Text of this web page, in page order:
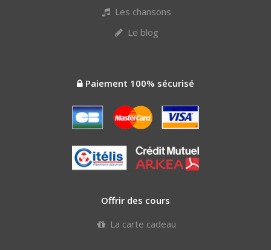
Les chansons
Le blog
Paiement 100% sécurisé
Offrir des cours
La carte cadeau